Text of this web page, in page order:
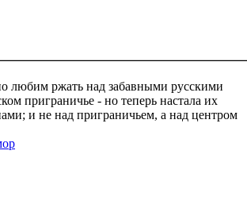
любим ржать над забавными русскими
приграничье - но теперь настала их
и не над приграничьем, а над центром